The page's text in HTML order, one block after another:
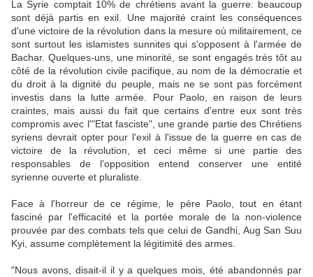
La Syrie comptait 10% de chrétiens avant la guerre: beaucoup
sont déjà partis en exil. Une majorité craint les conséquences
d'une victoire de la révolution dans la mesure où militairement, ce
sont surtout les islamistes sunnites qui s'opposent à l'armée de
Bachar. Quelques-uns, une minorité, se sont engagés très tôt au
côté de la révolution civile pacifique, au nom de la démocratie et
du droit à la dignité du peuple, mais ne se sont pas forcément
investis dans la lutte armée. Pour Paolo, en raison de leurs
craintes, mais aussi du fait que certains d'entre eux sont très
compromis avec l'"Etat fasciste", une grande partie des Chrétiens
syriens devrait opter pour l'exil à l'issue de la guerre en cas de
victoire de la révolution, et ceci même si une partie des
responsables de l'opposition entend conserver une entité
syrienne ouverte et pluraliste.
Face à l'horreur de ce régime, le père Paolo, tout en étant
fasciné par l'efficacité et la portée morale de la non-violence
prouvée par des combats tels que celui de Gandhi, Aug San Suu
Kyi, assume complètement la légitimité des armes.
"Nous avons, disait-il il y a quelques mois, été abandonnés par